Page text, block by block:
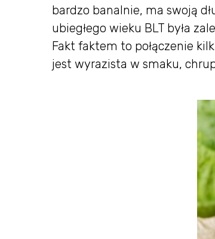
bardzo banalnie, ma swoją
ubiegłego wieku BLT była
Fakt faktem to połączenie
jest wyrazista w smaku,